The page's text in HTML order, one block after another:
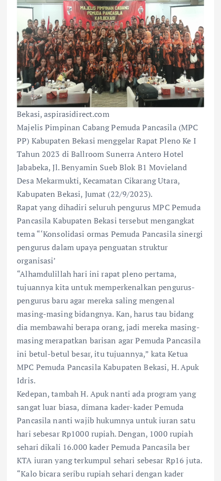
Bekasi, aspirasidirect.com
Majelis Pimpinan Cabang Pemuda Pancasila (MPC
PP) Kabupaten Bekasi menggelar Rapat Pleno Ke I
Tahun 2023 di Ballroom Sunerra Antero Hotel
Jababeka, Jl. Benyamin Sueb Blok B1 Movieland
Desa Mekarmukti, Kecamatan Cikarang Utara,
Kabupaten Bekasi, Jumat (22/9/2023).
Rapat yang dihadiri seluruh pengurus MPC Pemuda
Pancasila Kabupaten Bekasi tersebut mengangkat
tema “‘Konsolidasi ormas Pemuda Pancasila sinergi
pengurus dalam upaya penguatan struktur
organisasi’
“Alhamdulillah hari ini rapat pleno pertama,
tujuannya kita untuk memperkenalkan pengurus-
pengurus baru agar mereka saling mengenal
masing-masing bidangnya. Kan, harus tau bidang
dia membawahi berapa orang, jadi mereka masing-
masing merapatkan barisan agar Pemuda Pancasila
ini betul-betul besar, itu tujuannya,” kata Ketua
MPC Pemuda Pancasila Kabupaten Bekasi, H. Apuk
Idris.
Kedepan, tambah H. Apuk nanti ada program yang
sangat luar biasa, dimana kader-kader Pemuda
Pancasila nanti wajib hukumnya untuk iuran satu
hari sebesar Rp1000 rupiah. Dengan, 1000 rupiah
sehari dikali 16.000 kader Pemuda Pancasila ber
KTA iuran yang terkumpul sehari sebesar Rp16 juta.
“Kalo bicara seribu rupiah sehari dengan kader